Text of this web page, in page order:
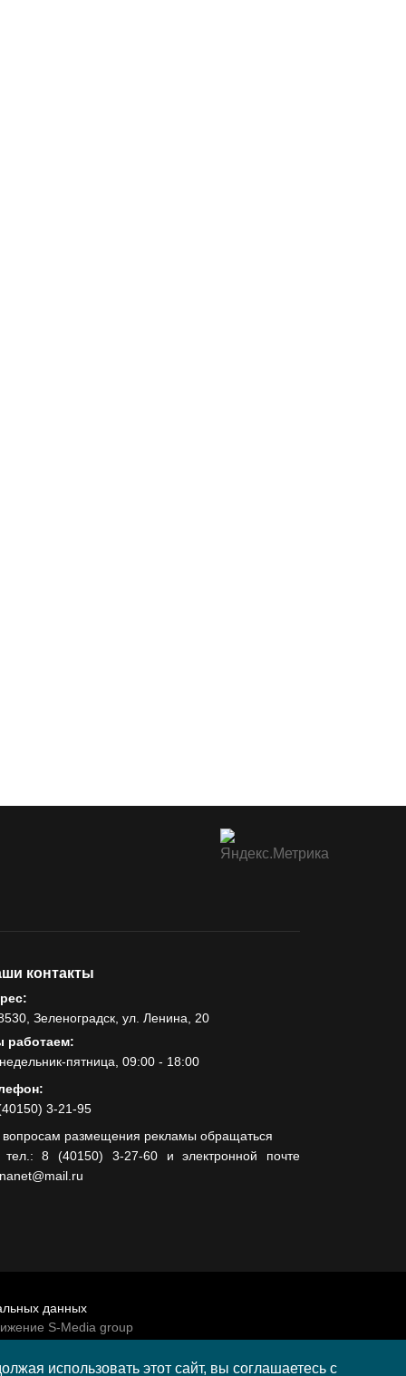
контакты
Зеленоградск, ул. Ленина, 20
работаем:
пятница, 09:00 - 18:00
3-21-95
размещения рекламы обращаться
тел.: 8 (40150) 3-27-60 и электронной почте
данных
S-Media group
использовать этот сайт, вы соглашаетесь с